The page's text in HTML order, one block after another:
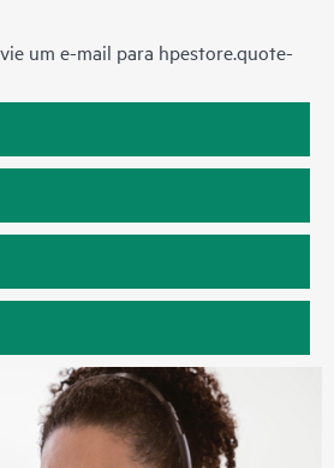
um e-mail para hpestore.quote-